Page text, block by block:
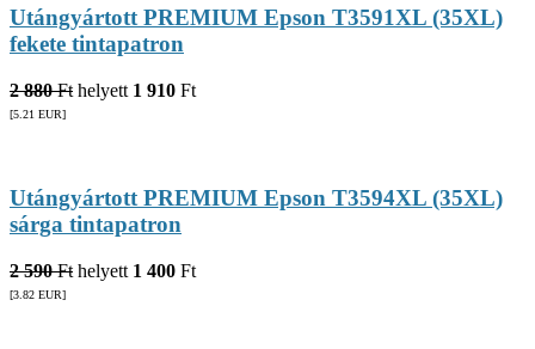
Utángyártott PREMIUM Epson T3591XL (35XL)
fekete tintapatron
2 880 Ft helyett 1 910 Ft
[5.21 EUR]
Utángyártott PREMIUM Epson T3594XL (35XL)
sárga tintapatron
2 590 Ft helyett 1 400 Ft
[3.82 EUR]